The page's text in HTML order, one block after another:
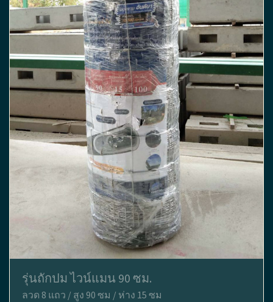
รุ่นถักปม ไวน์แมน 90 ซม.
ลวด 8 แถว / สูง 90 ซม / ห่าง 15 ซม